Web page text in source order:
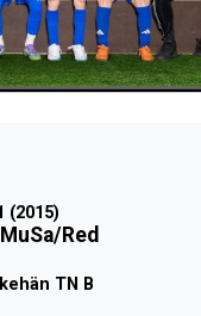
(2015)
MuSa/Red
TN B